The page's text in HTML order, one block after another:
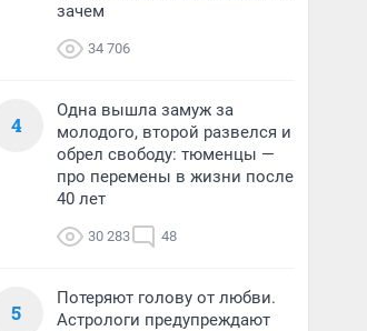
зачем
34 706
4
Одна вышла замуж за
молодого, второй развелся и
обрел свободу: тюменцы —
про перемены в жизни после
40 лет
30 283 48
5
Потеряют голову от любви.
Астрологи предупреждают